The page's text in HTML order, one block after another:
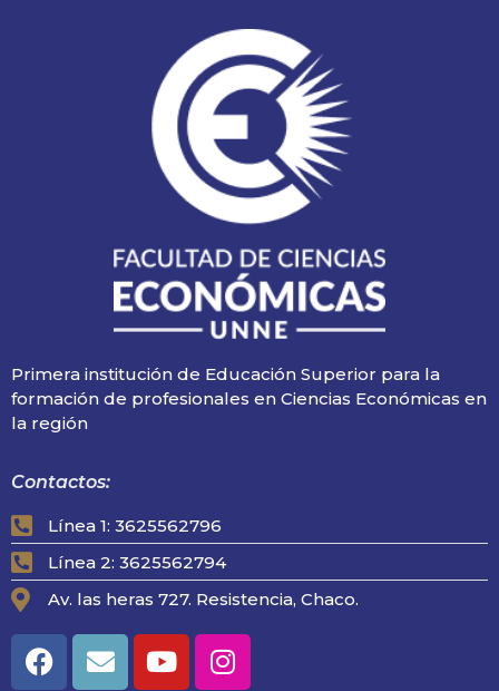
Primera institución de Educación Superior para la
formación de profesionales en Ciencias Económicas en
la región
Contactos:
Línea 1: 3625562796
Línea 2: 3625562794
Av. las heras 727. Resistencia, Chaco.